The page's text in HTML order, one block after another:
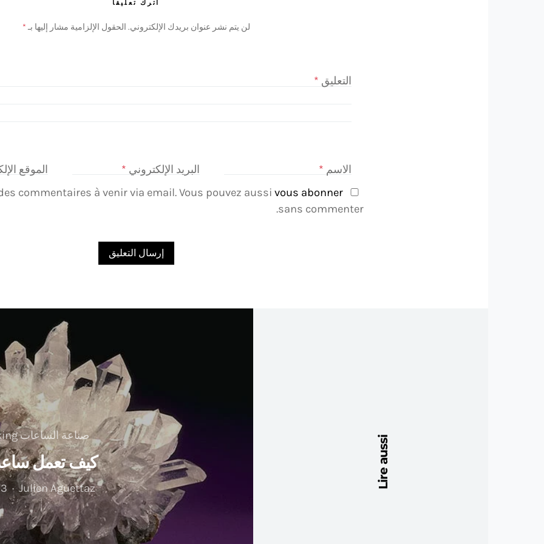
اترك تعليقاً
لن يتم نشر عنوان بريدك الإلكتروني. الحقول الإلزامية مشار إليها بـ *
التعليق *
الاسم * البريد الإلكتروني *
الموقع
vous abonner
sans commenter.
Lire aussi صناعة الساعات Watchmaking
كيف تعمل ساعة
Julien Aguettaz 3 فبراير 2026